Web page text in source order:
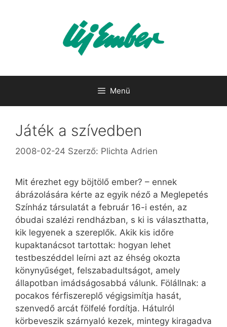
Menü
Játék a szívedben
2008-02-24 Szerző: Plichta Adrien
Mit érezhet egy böjtölő ember? – ennek
ábrázolására kérte az egyik néző a Meglepetés
Színház társulatát a február 16-i estén, az
óbudai szalézi rendházban, s ki is választhatta,
kik legyenek a szereplők. Akik kis időre
kupaktanácsot tartottak: hogyan lehet
testbeszéddel leírni azt az éhség okozta
könynyűséget, felszabadultságot, amely
állapotban imádságosabbá válunk. Fölállnak: a
pocakos férfiszereplő végigsimítja hasát,
szenvedő arcát fölfelé fordítja. Hátulról
körbeveszik szárnyaló kezek, mintegy kiragadva